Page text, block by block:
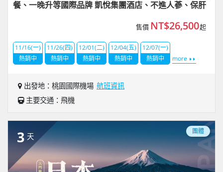
餐、一晚升等國際品牌 凱悅集團酒店、不進人蔘、保肝
售價 NT$26,500起
11/16(一)
熱銷中
11/26(四)
熱銷中
12/01(二)
熱銷中
12/04(五)
熱銷中
12/07(一)
熱銷中
more
出發地：桃園國際機場 航班資訊
主要交通：飛機
3 天
團體